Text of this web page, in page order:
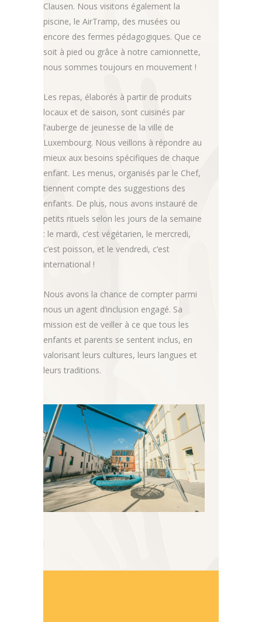
Clausen. Nous visitons également la
piscine, le AirTramp, des musées ou
encore des fermes pédagogiques. Que ce
soit à pied ou grâce à notre camionnette,
nous sommes toujours en mouvement !
Les repas, élaborés à partir de produits
locaux et de saison, sont cuisinés par
l’auberge de jeunesse de la ville de
Luxembourg. Nous veillons à répondre au
mieux aux besoins spécifiques de chaque
enfant. Les menus, organisés par le Chef,
tiennent compte des suggestions des
enfants. De plus, nous avons instauré de
petits rituels selon les jours de la semaine
: le mardi, c’est végétarien, le mercredi,
c’est poisson, et le vendredi, c’est
international !
Nous avons la chance de compter parmi
nous un agent d’inclusion engagé. Sa
mission est de veiller à ce que tous les
enfants et parents se sentent inclus, en
valorisant leurs cultures, leurs langues et
leurs traditions.